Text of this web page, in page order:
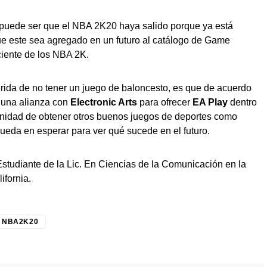
ser que el NBA 2K20 haya salido porque ya está
este sea agregado en un futuro al catálogo de Game
de los NBA 2K.
de no tener un juego de baloncesto, es que de acuerdo
alianza con Electronic Arts para ofrecer EA Play dentro
de obtener otros buenos juegos de deportes como
en esperar para ver qué sucede en el futuro.
de la Lic. En Ciencias de la Comunicación en la
NBA2K20